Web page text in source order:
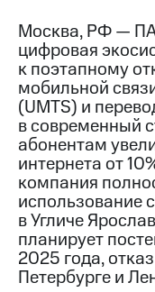
Контакты
Медиа-центр
Пресс-
релизы
МТС
о
Достижения
Интервью
Финансовая
отчетность
Москва, РФ —
цифровая
к поэтапному
мобильной
(UMTS) и
в современный
абонентам
интернета от
компания
использование
в Угличе
планирует
2025 года,
Петербурге и